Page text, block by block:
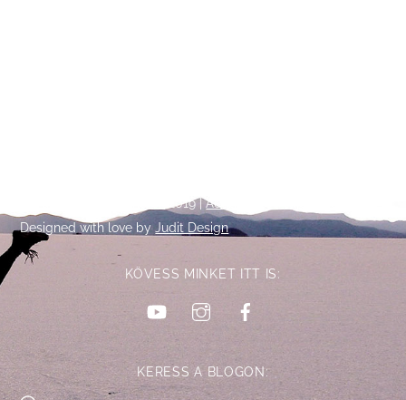
To
2019 |Adatkezelési tájékoztató
Designed with love byJudit Design
KÖVESS MINKET ITT IS:
YouTubeInstagram
KERESS A BLOGON: